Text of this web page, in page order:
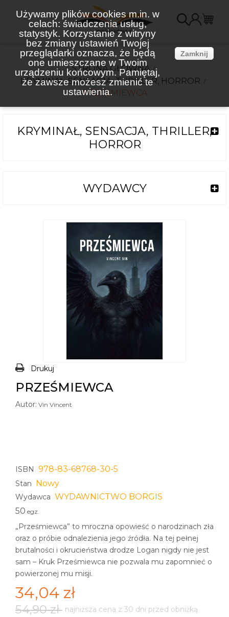
Używamy plików cookies m.in. w
celach: świadczenia usług,
statystyk. Korzystanie z witryny
bez zmiany ustawień Twojej
przeglądarki oznacza, że będą
one umieszczane w Twoim
urządzeniu końcowym. Pamiętaj,
że zawsze możesz zmienić te
ustawienia.
Zamknij
STRONA GŁÓWNA
KRYMINAŁ, SENSACJA, THRILLER, HORROR
PRZEŚMIEWCA
KRYMINAŁ, SENSACJA, THRILLER,
HORROR
WYDAWCY
Drukuj
PRZEŚMIEWCA
Autor: Vin Vincent
ISBN 978-83-68768-30-5
Stan Nowy
Wydawca WYDAWNICTWO BORGIS
50 egz.
„Prześmiewca” to mroczna opowieść o narodzinach zła
oraz o próbie odnalezienia jego źródła. Na tej pełnej
brutalności i okrucieństwa drodze Logan nigdy nie jest
sam – Kruk Prześmiewca nie pozwala mu zapomnieć o
powierzonej mu misji.
34,04 zł
54,90 zł najniższa cena z 30 dni przed obniżką